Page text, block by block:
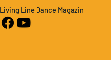
Living Line Dance Magazin